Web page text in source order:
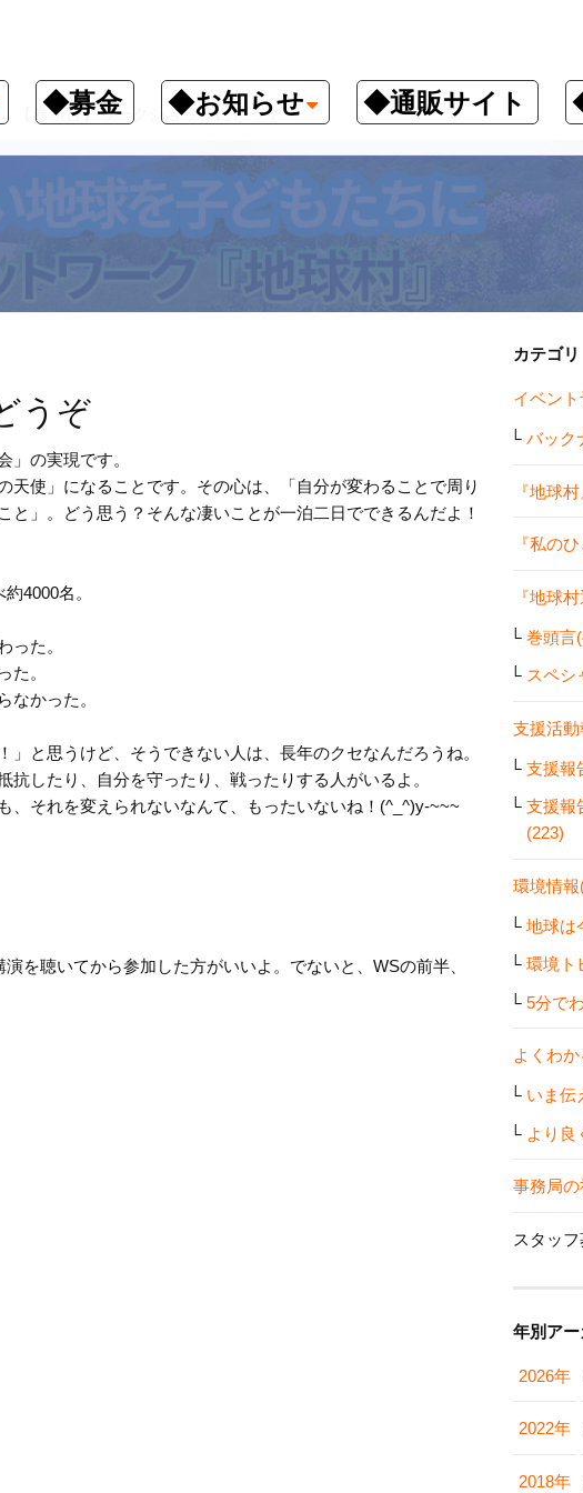
◆募金 ◆お知らせ ◆通販サイト
【巻頭言】ワークショップにどうぞ
うぞ
」の実現です。
天使」になることです。その心は、「自分が変わることで周り
」。どう思う？そんな凄いことが一泊二日でできるんだよ！
4000名。
った。
た。
なかった。
と思うけど、そうできない人は、長年のクセなんだろうね。
したり、自分を守ったり、戦ったりする人がいるよ。
、それを変えられないなんて、もったいないね！(^_^)y-~~~
を聴いてから参加した方がいいよ。でないと、WSの前半、
カテゴリ
イベン
バック
『地球
『私の
『地球
巻頭言
スペシ
支援活動
支援報
支援報
(223)
環境情報
地球は
環境ト
5分で
よくわか
いま伝
より良
事務局
スタッ
年別ア
2026年
2022年
2018年